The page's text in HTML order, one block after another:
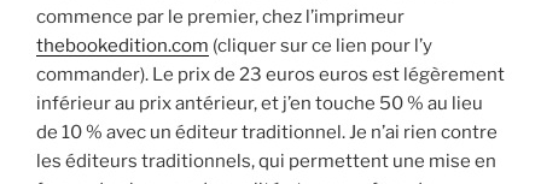
commence par le premier, chez l’imprimeur
thebookedition.com (cliquer sur ce lien pour l’y
commander). Le prix de 23 euros euros est légèrement
inférieur au prix antérieur, et j’en touche 50 % au lieu
de 10 % avec un éditeur traditionnel. Je n’ai rien contre
les éditeurs traditionnels, qui permettent une mise en